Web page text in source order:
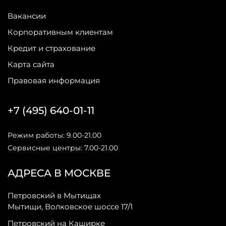
Вакансии
Корпоративным клиентам
Кредит и страхование
Карта сайта
Правовая информация
АДРЕСА В МОСКВЕ
Петровский в Мытищах
Мытищи, Волковское шоссе 17/1
Петровский на Каширке
+7 (495) 640-01-11
Режим работы: 9.00-21.00
Сервисные центры: 7.00-21.00